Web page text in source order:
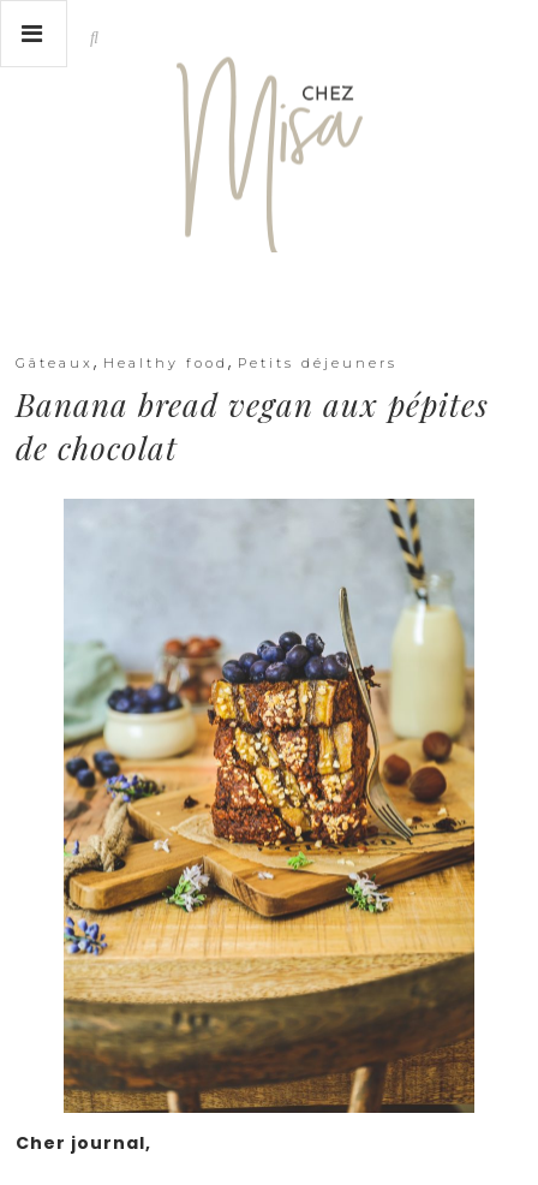
Gâteaux, Healthy food, Petits déjeuners
Banana bread vegan aux pépites
de chocolat
Cher journal,